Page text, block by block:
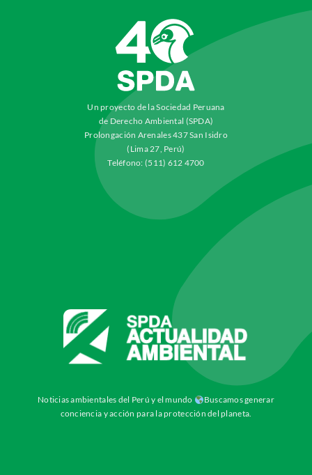
Un proyecto de la Sociedad Peruana
de Derecho Ambiental (SPDA)
Prolongación Arenales 437 San Isidro
(Lima 27, Perú)
Teléfono: (511) 612 4700
Noticias ambientales del Perú y el mundo
Buscamos generar
conciencia y acción para la protección del planeta.